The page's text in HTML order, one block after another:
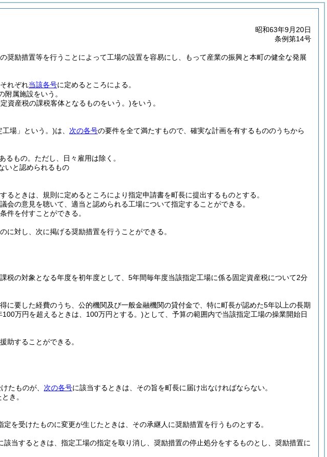
昭和63年9月20日
条例第14号
奨励措置等を行うことによって工場の設置を容易にし、もって産業の振興と本町の健全な発展
れぞれ当該各号に定めるところによる。
属施設をいう。
資産税の課税客体となるものをいう。)をいう。
工場」という。)は、 次の各号の要件を全て満たすもので、確実な計画を有するもののうちから
るもの。 ただし、日々雇用は除く。
いと認められるもの
るときは、規則に定めるところにより指定申請書を町長に提出するものとする。
会の意見を聴いて、適当と認められる工場について指定することができる。
件を付すことができる。
に対し、次に掲げる奨励措置を行うことができる。
税の対象となる年度を初年度として、5年間毎年度当該指定工場に係る固定資産税について2分
に要した経費のうち、公的機関及び一般金融機関の貸付金で、特に町長が認めた5年以上の長期
100万円を超えるときは、100万円とする。)として、予算の範囲内で当該指定工場の操業開始日
助することができる。
たものが、 次の各号に該当するときは、その旨を町長に届け出なければならない。
き。
を受けたものに変更が生じたときは、その承継人に奨励措置を行うものとする。
該当するときは、指定工場の指定を取り消し、奨励措置の停止処分をするものとし、奨励措置に